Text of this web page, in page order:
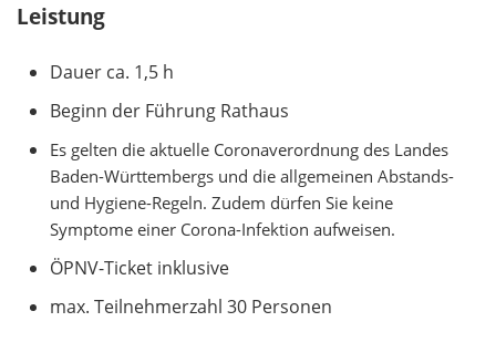
Leistung
Dauer ca. 1,5 h
Beginn der Führung Rathaus
Es gelten die aktuelle Coronaverordnung des Landes
Baden-Württembergs und die allgemeinen Abstands-
und Hygiene-Regeln. Zudem dürfen Sie keine
Symptome einer Corona-Infektion aufweisen.
ÖPNV-Ticket inklusive
max. Teilnehmerzahl 30 Personen